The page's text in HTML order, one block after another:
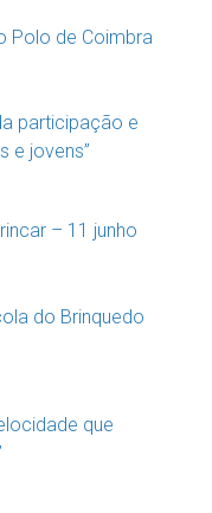
Polo de Coimbra
participação e
e jovens”
– 11 junho
do Brinquedo
que